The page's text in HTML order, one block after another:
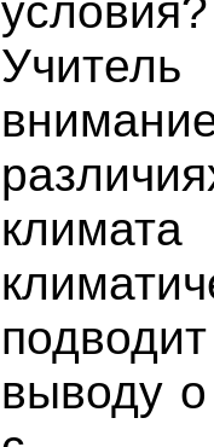
условия?
выводу